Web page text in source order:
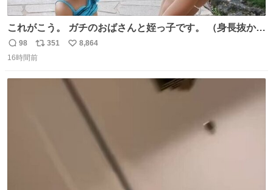
これがこう。 ガチのおばさんと姪っ子です。 （身長抜かさ
返
信
98
リ
ポ
351
い
数
8,864
16時間前